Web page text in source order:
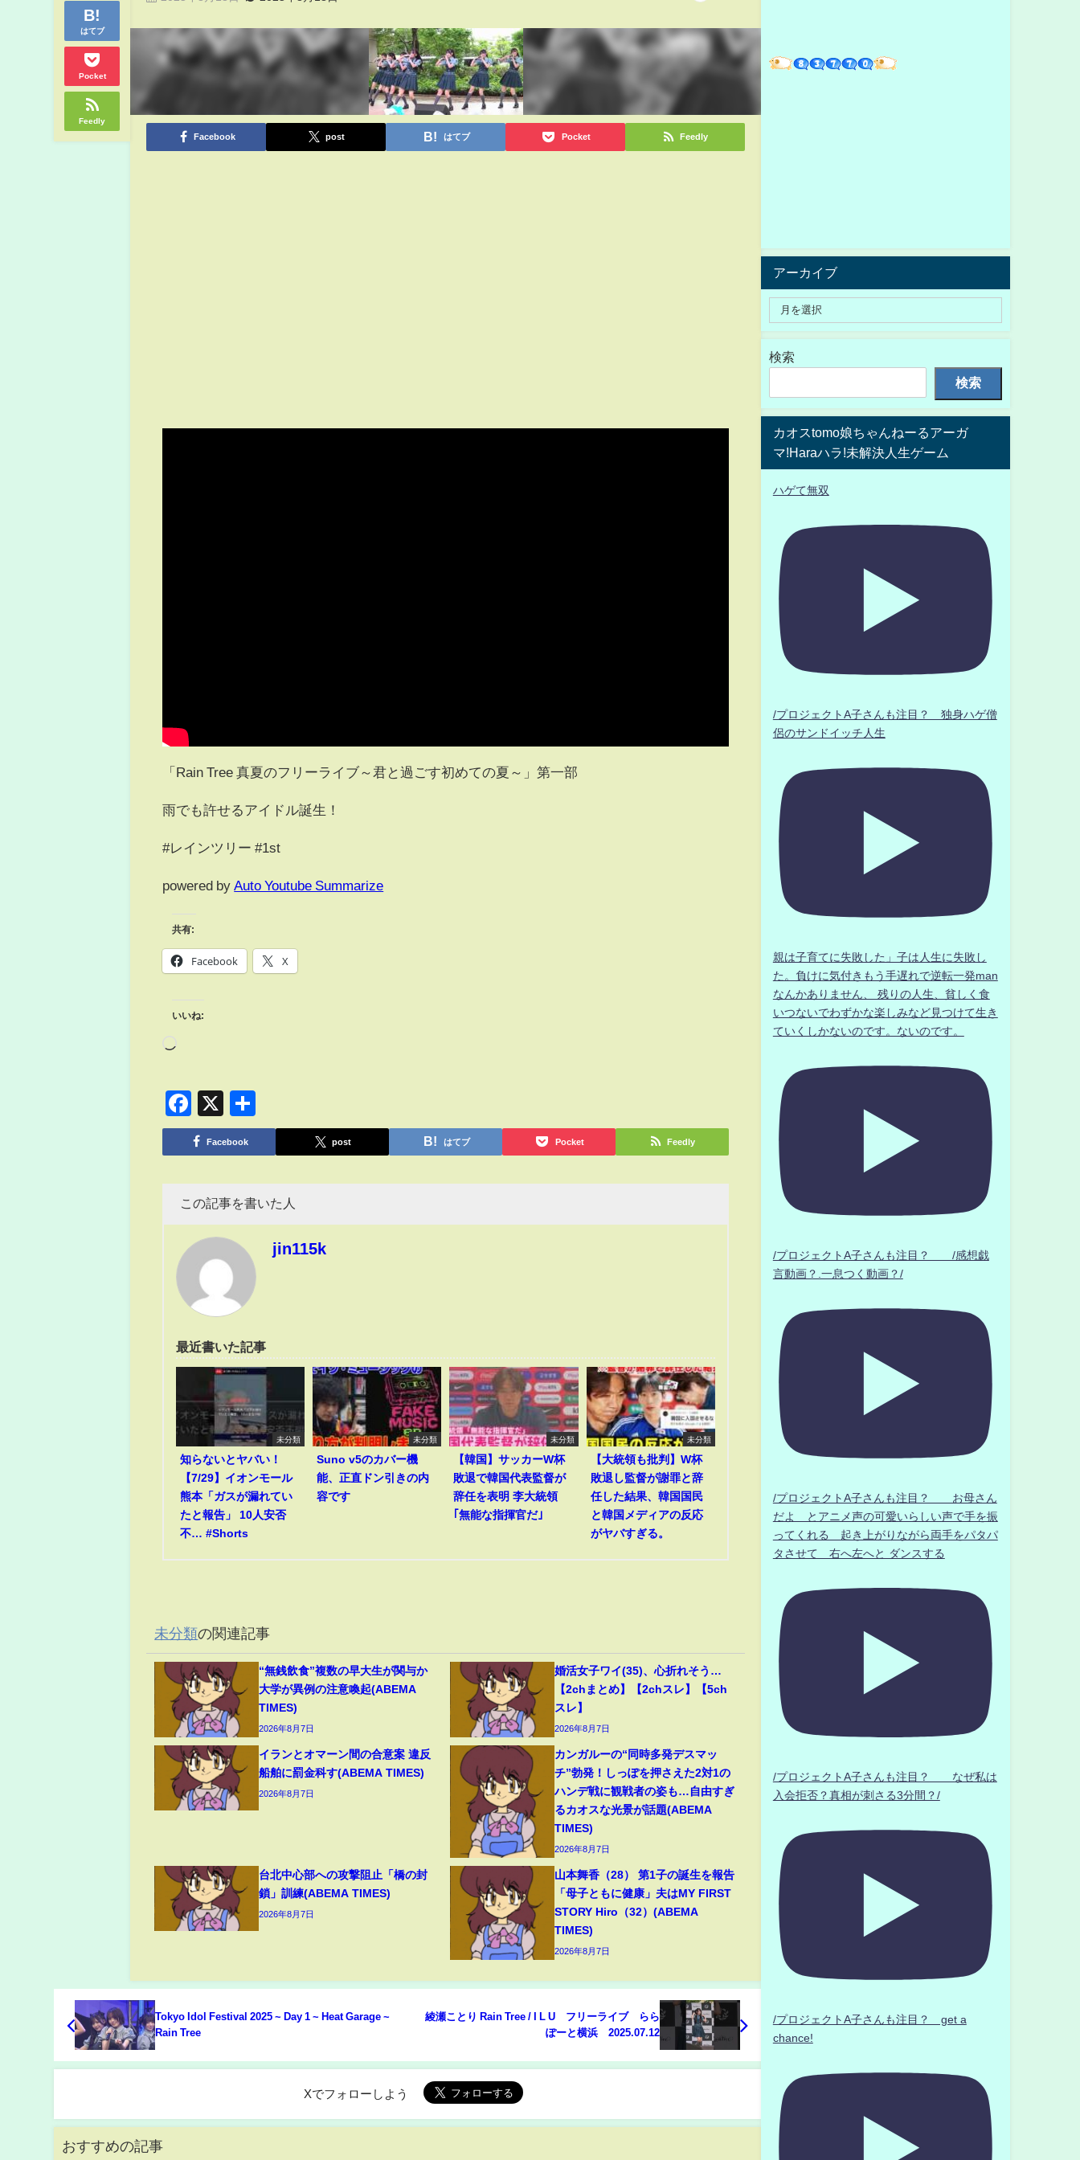
はてブ
Pocket
Feedly
Facebook post はてブ Pocket Feedly
「Rain Tree 真夏のフリーライブ～君と過ごす初めての夏～」第一部
雨でも許せるアイドル誕生！
#レインツリー #1st
powered by Auto Youtube Summarize
共有:
Facebook X
いいね:
Facebook
X
有
Facebook post はてブ Pocket Feedly
この記事を書いた人
jin115k
最近書いた記事
未分類
知らないとヤバい！
【7/29】イオンモール
熊本「ガスが漏れてい
たと報告」 10人安否
不… #Shorts
未分類
Suno v5のカバー機
能、正直ドン引きの内
容です
未分類
【韓国】サッカーW杯
敗退で韓国代表監督が
辞任を表明 李大統領
｢無能な指揮官だ｣
未分類
【大統領も批判】W杯
敗退し監督が謝罪と辞
任した結果、韓国国民
と韓国メディアの反応
がヤバすぎる。
未分類の関連記事
“無銭飲食”複数の早大生が関与か
大学が異例の注意喚起(ABEMA
TIMES)
2026年8月7日
婚活女子ワイ(35)、心折れそう…
【2chまとめ】【2chスレ】【5ch
スレ】
2026年8月7日
イランとオマーン間の合意案 違反
船舶に罰金科す(ABEMA TIMES)
2026年8月7日
カンガルーの“同時多発デスマッ
チ”勃発！しっぽを押さえた2対1の
ハンデ戦に観戦者の姿も…自由すぎ
るカオスな光景が話題(ABEMA
TIMES)
2026年8月7日
台北中心部への攻撃阻止「橋の封
鎖」訓練(ABEMA TIMES)
2026年8月7日
山本舞香（28） 第1子の誕生を報告
「母子ともに健康」夫はMY FIRST
STORY Hiro（32）(ABEMA
TIMES)
2026年8月7日
Tokyo Idol Festival 2025 ~ Day 1 ~ Heat Garage ~
Rain Tree
綾瀬ことり Rain Tree / I L U フリーライブ らら
ぽーと横浜 2025.07.12
Xでフォローしよう
おすすめの記事
アーカイブ
検索
検索
カオスtomo娘ちゃんねーるアーガ
マ!Haraハラ!未解決人生ゲーム
ハゲて無双
/プロジェクトA子さんも注目？ 独身ハゲ僧
侶のサンドイッチ人生
親は子育てに失敗した」子は人生に失敗し
た。負けに気付きもう手遅れで逆転一発man
なんかありません、 残りの人生、貧しく食
いつないでわずかな楽しみなど見つけて生き
ていくしかないのです。ないのです。
/プロジェクトA子さんも注目？ /感想戯
言動画？.一息つく動画？/
/プロジェクトA子さんも注目？ お母さん
だよ とアニメ声の可愛いらしい声で手を振
ってくれる 起き上がりながら両手をパタパ
タさせて 右へ左へと ダンスする
/プロジェクトA子さんも注目？ なぜ私は
入会拒否？真相が刺さる3分間？/
/プロジェクトA子さんも注目？ get a
chance!